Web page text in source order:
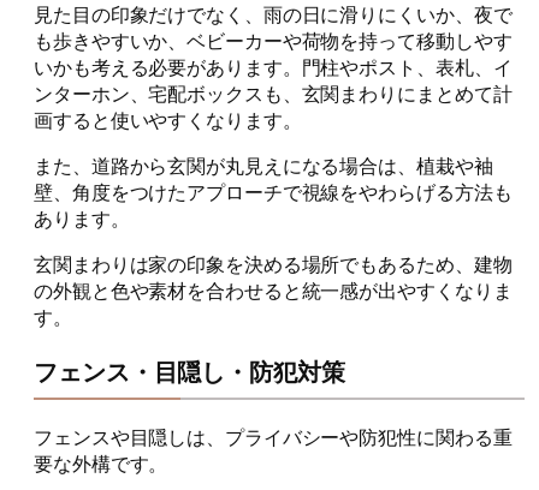
見た目の印象だけでなく、雨の日に滑りにくいか、夜で
も歩きやすいか、ベビーカーや荷物を持って移動しやす
いかも考える必要があります。門柱やポスト、表札、イ
ンターホン、宅配ボックスも、玄関まわりにまとめて計
画すると使いやすくなります。
また、道路から玄関が丸見えになる場合は、植栽や袖
壁、角度をつけたアプローチで視線をやわらげる方法も
あります。
玄関まわりは家の印象を決める場所でもあるため、建物
の外観と色や素材を合わせると統一感が出やすくなりま
す。
フェンス・目隠し・防犯対策
フェンスや目隠しは、プライバシーや防犯性に関わる重
要な外構です。